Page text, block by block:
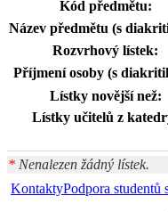
Kód předmětu:
Název předmětu (s
Rozvrhový lístek:
Příjmení osoby (s
Lístky novější než:
Lístky učitelů z
* Nenalezen žádný lístek.
KontaktyPodpora studentů